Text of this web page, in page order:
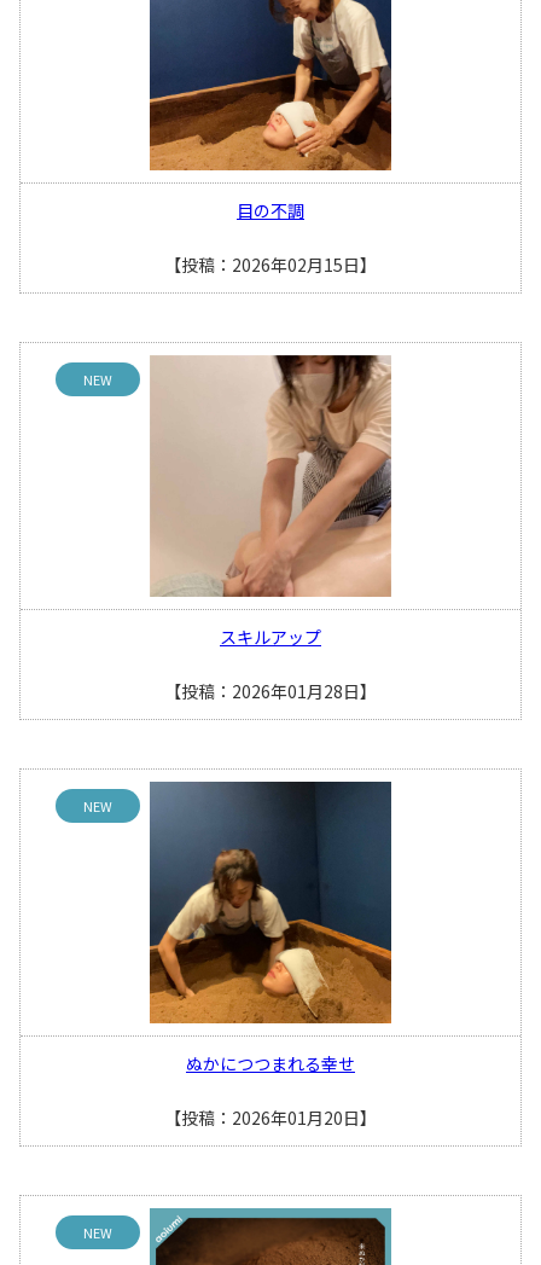
目の不調
【投稿：2026年02月15日】
NEW
スキルアップ
【投稿：2026年01月28日】
NEW
ぬかにつつまれる幸せ
【投稿：2026年01月20日】
NEW